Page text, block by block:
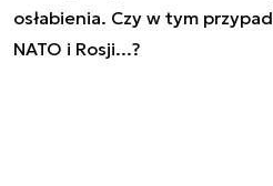
osłabienia. Czy w tym
NATO i Rosji...?